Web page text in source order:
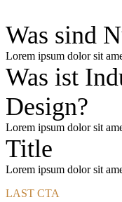
Was sind
Lorem ipsum dolor sit
Was ist
Design?
Lorem ipsum dolor sit
Title
Lorem ipsum dolor sit
LAST CTA